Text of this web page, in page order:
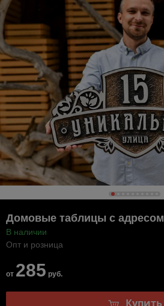
Домовые таблицы с адресом
В наличии
Опт и розница
от 285 руб.
Купить